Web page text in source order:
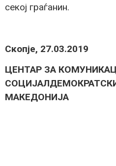
секој граѓанин.
Скопје, 27.03.2019
ЦЕНТАР ЗА
МАКЕДОНИЈА